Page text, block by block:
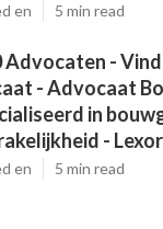
en 5 min read
Advocaten -
- Advocaat
in
-
en 5 min read